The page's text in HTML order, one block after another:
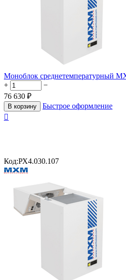
Моноблок среднетемпературный
+
−
76 630 ₽
В корзину
Быстрое оформление

Код:РХ4.030.107